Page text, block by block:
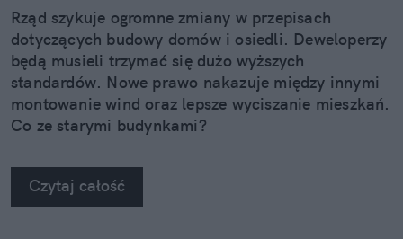
Rząd szykuje ogromne zmiany w przepisach
dotyczących budowy domów i osiedli. Deweloperzy
będą musieli trzymać się dużo wyższych
standardów. Nowe prawo nakazuje między innymi
montowanie wind oraz lepsze wyciszanie mieszkań.
Co ze starymi budynkami?
Czytaj całość